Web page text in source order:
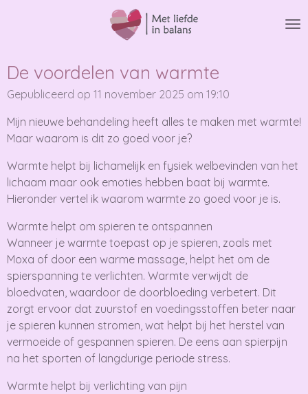
de
hoofdinhoud
De voordelen van warmte
Gepubliceerd op 11 november 2025 om 19:10
Mijn nieuwe behandeling heeft alles te maken met warmte!
Maar waarom is dit zo goed voor je?
Warmte helpt bij lichamelijk en fysiek welbevinden van het
lichaam maar ook emoties hebben baat bij warmte.
Hieronder vertel ik waarom warmte zo goed voor je is.
Warmte helpt om spieren te ontspannen
Wanneer je warmte toepast op je spieren, zoals met
Moxa of door een warme massage, helpt het om de
spierspanning te verlichten. Warmte verwijdt de
bloedvaten, waardoor de doorbloeding verbetert. Dit
zorgt ervoor dat zuurstof en voedingsstoffen beter naar
je spieren kunnen stromen, wat helpt bij het herstel van
vermoeide of gespannen spieren. De eens aan spierpijn
na het sporten of langdurige periode stress.
Warmte helpt bij verlichting van pijn